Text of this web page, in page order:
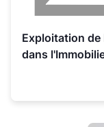
Exploitation
dans